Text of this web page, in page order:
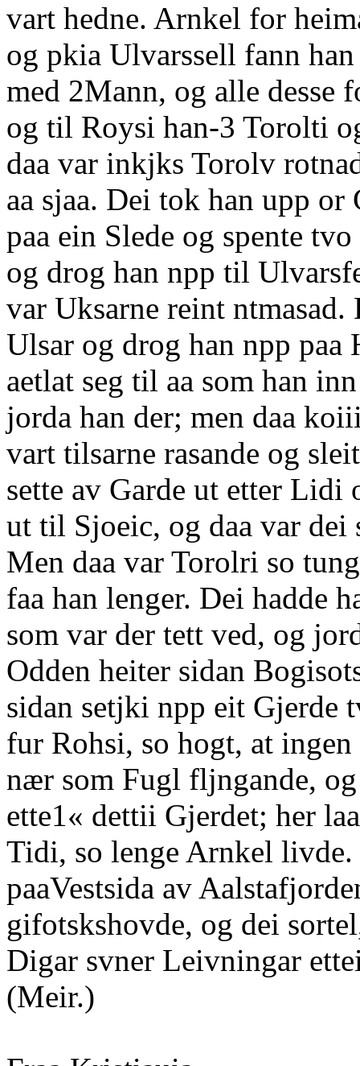
vart hedne. Arnkel for
og pkia Ulvarssell fann
med 2Mann, og alle desse
og til Roysi han-3 Torolti
daa var inkjks Torolv
aa sjaa. Dei tok han upp or
paa ein Slede og spente
og drog han npp til
var Uksarne reint
Ulsar og drog han npp paa
aetlat seg til aa som han
jorda han der; men daa
vart tilsarne rasande og
sette av Garde ut etter
ut til Sjoeic, og daa var dei
Men daa var Torolri so
faa han lenger. Dei hadde
som var der tett ved, og
Odden heiter sidan
sidan setjki npp eit
fur Rohsi, so hogt, at
nær som Fugl fljngande,
ette1« dettii Gjerdet; her
Tidi, so lenge Arnkel
paaVestsida av
gifotskshovde, og dei
Digar svner Leivningar
(Meir.)